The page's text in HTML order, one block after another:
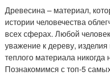
Древесина – материал,
истории человечества
всех сферах. Любой
уважение к дереву, изделия
теплого материала
Познакомимся с топ-5